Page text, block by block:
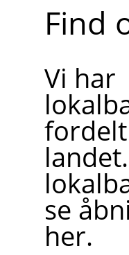
Find
Vi har
se
her.